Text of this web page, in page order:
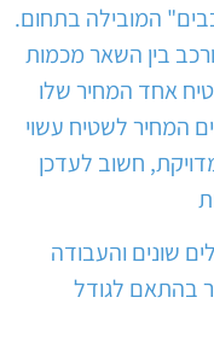
המובילה בתחום.
בין השאר מכמות
אחד המחיר שלו
המחיר לשטיח עשוי
חשוב לעדכן
שונים והעבודה
בהתאם לגודל